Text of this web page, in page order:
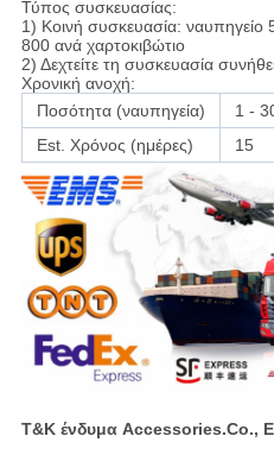
Τύπος συσκευασίας:
1) Κοινή συσκευασία:
800 ανά χαρτοκιβώτιο
2) Δεχτείτε τη συσκευασία
Χρονική ανοχή:
Ποσότητα (ναυπηγεία)
1 -
Est. Χρόνος (ημέρες)
15
T&K ένδυμα Accessories.Co.,